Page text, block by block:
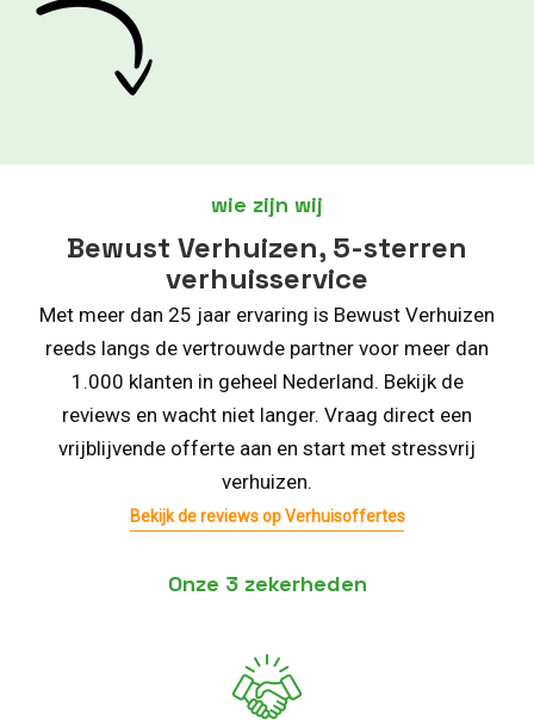
wie zijn wij
Bewust Verhuizen, 5-sterren
verhuisservice
Met meer dan 25 jaar ervaring is Bewust Verhuizen
reeds langs de vertrouwde partner voor meer dan
1.000 klanten in geheel Nederland. Bekijk de
reviews en wacht niet langer. Vraag direct een
vrijblijvende offerte aan en start met stressvrij
verhuizen.
Bekijk de reviews op Verhuisoffertes
Onze 3 zekerheden